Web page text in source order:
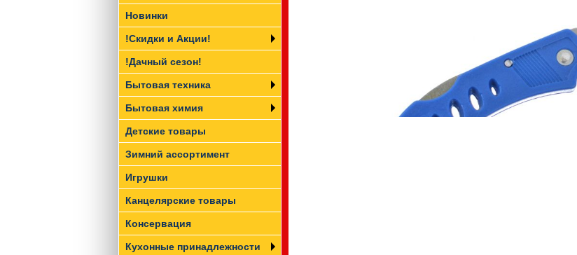
Новинки
!Скидки и Акции!
!Дачный сезон!
Бытовая техника
Бытовая химия
Детские товары
Зимний ассортимент
Игрушки
Канцелярские товары
Консервация
Кухонные принадлежности